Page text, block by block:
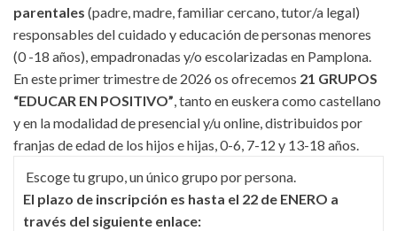
parentales (padre, madre, familiar cercano, tutor/a legal)
responsables del cuidado y educación de personas menores
(0 -18 años), empadronadas y/o escolarizadas en Pamplona.
En este primer trimestre de 2026 os ofrecemos 21 GRUPOS
“EDUCAR EN POSITIVO”, tanto en euskera como castellano
y en la modalidad de presencial y/u online, distribuidos por
franjas de edad de los hijos e hijas, 0-6, 7-12 y 13-18 años.
Escoge tu grupo, un único grupo por persona.
El plazo de inscripción es hasta el 22 de ENERO a
través del siguiente enlace: